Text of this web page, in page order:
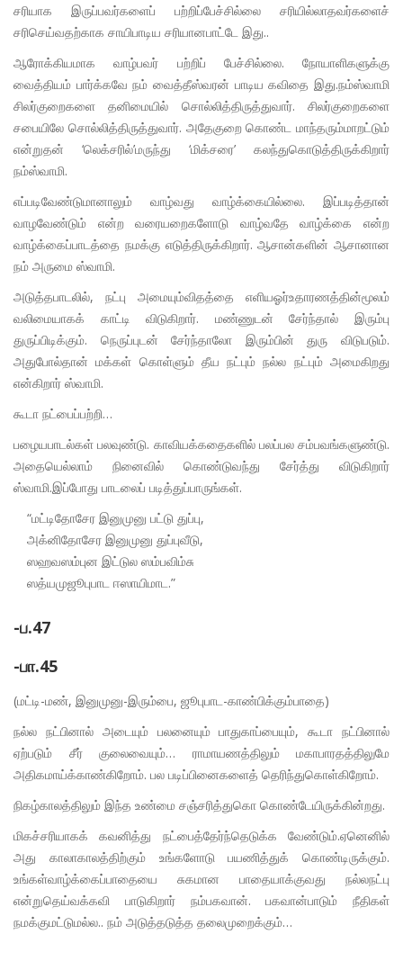
சரியாக இருப்பவர்களைப் பற்றிப்பேச்சில்லை சரியில்லாதவர்களைச்
சரிசெய்வதற்காக சாயிபாடிய சரியானபாட்டே இது..
ஆரோக்கியமாக வாழ்பவர் பற்றிப் பேச்சில்லை. நோயாளிகளுக்கு
வைத்தியம் பார்க்கவே நம் வைத்தீஸ்வரன் பாடிய கவிதை இது.நம்ஸ்வாமி
சிலர்குறைகளை தனிமையில் சொல்லித்திருத்துவார். சிலர்குறைகளை
சபையிலே சொல்லித்திருத்துவார். அதேகுறை கொண்ட மாந்தரும்மாறட்டும்
என்றுதன் ‘லெக்சரில்’மருந்து ‘மிக்சரை’ கலந்துகொடுத்திருக்கிறார்
நம்ஸ்வாமி.
எப்படிவேண்டுமானாலும் வாழ்வது வாழ்க்கையில்லை. இப்படித்தான்
வாழவேண்டும் என்ற வரையறைகளோடு வாழ்வதே வாழ்க்கை என்ற
வாழ்க்கைப்பாடத்தை நமக்கு எடுத்திருக்கிறார். ஆசான்களின் ஆசானான
நம் அருமை ஸ்வாமி.
அடுத்தபாடலில், நட்பு அமையும்விதத்தை எளியஓர்உதாரணத்தின்மூலம்
வலிமையாகக் காட்டி விடுகிறார். மண்ணுடன் சேர்ந்தால் இரும்பு
துருப்பிடிக்கும். நெருப்புடன் சேர்ந்தாலோ இரும்பின் துரு விடுபடும்.
அதுபோல்தான் மக்கள் கொள்ளும் தீய நட்பும் நல்ல நட்பும் அமைகிறது
என்கிறார் ஸ்வாமி.
கூடா நட்பைப்பற்றி…
பழையபாடல்கள் பலவுண்டு. காவியக்கதைகளில் பலப்பல சம்பவங்களுண்டு.
அதையெல்லாம் நினைவில் கொண்டுவந்து சேர்த்து விடுகிறார்
ஸ்வாமி.இப்போது பாடலைப் படித்துப்பாருங்கள்.
“மட்டிதோசேர இனுமுனு பட்டு துப்பு,
அக்னிதோசேர இனுமுனு துப்புவீடு,
ஸஹவஸம்புன இட்டுல ஸம்பவிம்சு
ஸத்யமுஜூபுபாட ஈஸாயிமாட.”
-ப.47
-பா.45
(மட்டி-மண், இனுமுனு-இரும்பை, ஜூபுபாட-காண்பிக்கும்பாதை)
நல்ல நட்பினால் அடையும் பலனையும் பாதுகாப்பையும், கூடா நட்பினால்
ஏற்படும் சீர் குலைவையும்… ராமாயணத்திலும் மகாபாரதத்திலுமே
அதிகமாய்க்காண்கிறோம். பல படிப்பினைகளைத் தெரிந்துகொள்கிறோம்.
நிகழ்காலத்திலும் இந்த உண்மை சஞ்சரித்துகொ கொண்டேயிருக்கின்றது.
மிகச்சரியாகக் கவனித்து நட்பைத்தேர்ந்தெடுக்க வேண்டும்.ஏனெனில்
அது காலாகாலத்திற்கும் உங்களோடு பயணித்துக் கொண்டிருக்கும்.
உங்கள்வாழ்க்கைப்பாதையை சுகமான பாதையாக்குவது நல்லநட்பு
என்றுதெய்வக்கவி பாடுகிறார் நம்பகவான். பகவான்பாடும் நீதிகள்
நமக்குமட்டுமல்ல.. நம் அடுத்தடுத்த தலைமுறைக்கும்…